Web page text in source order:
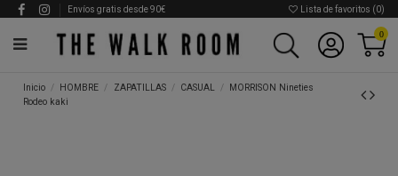
Envíos gratis desde 90€ Lista de favoritos (0)
0
Inicio HOMBRE ZAPATILLAS CASUAL
MORRISON Nineties
Rodeo kaki